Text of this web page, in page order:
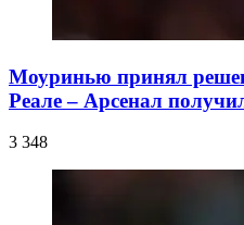
Моуринью принял
Реале – Арсенал
3 348